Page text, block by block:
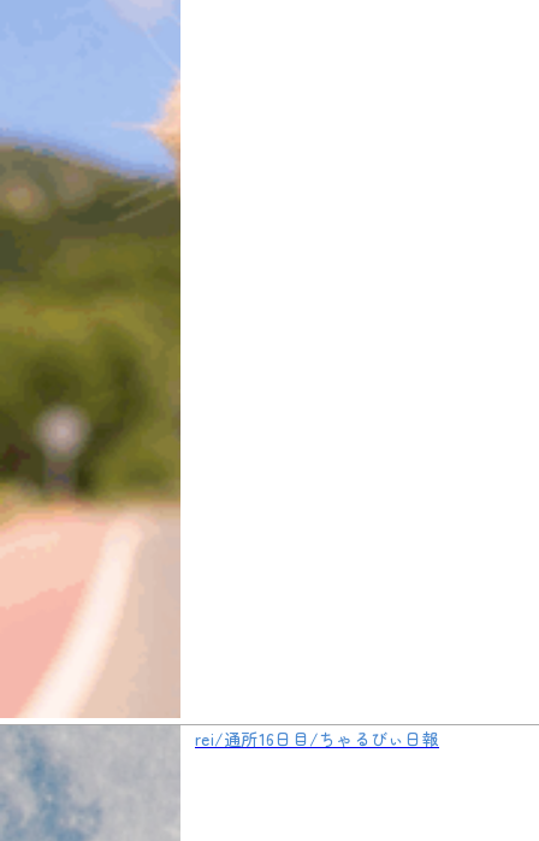
rei/通所16日目/ちゃるびぃ日報